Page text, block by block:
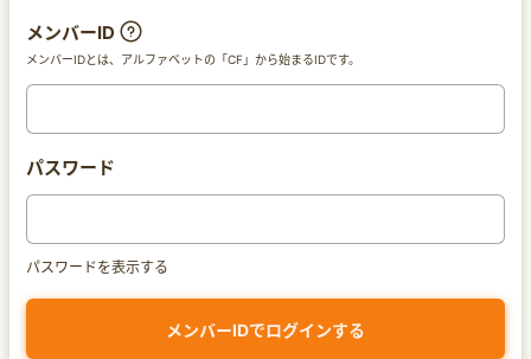
メンバーID
メンバーIDとは、アルファベットの「CF」から始まるIDです。
パスワード
パスワードを表示する